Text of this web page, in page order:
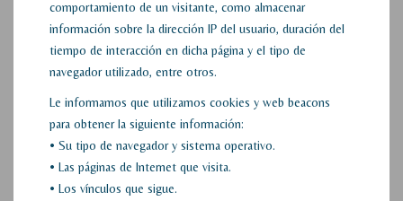
comportamiento de un visitante, como almacenar
información sobre la dirección IP del usuario, duración del
tiempo de interacción en dicha página y el tipo de
navegador utilizado, entre otros.
Le informamos que utilizamos cookies y web beacons
para obtener la siguiente información:
• Su tipo de navegador y sistema operativo.
• Las páginas de Internet que visita.
• Los vínculos que sigue.